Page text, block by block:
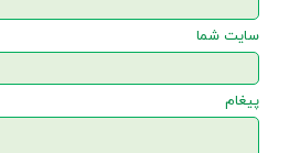
سایت شما
پیغام